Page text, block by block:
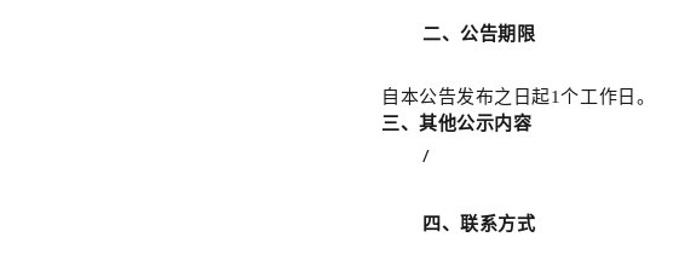
二、公告期限
自本公告发布之日起1个工作日。
三、其他公示内容
/
四、联系方式